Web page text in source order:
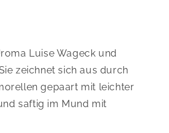
Luise Wageck und
zeichnet sich aus durch
gepaart mit leichter
saftig im Mund mit